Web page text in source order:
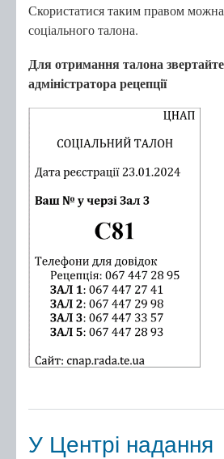
Скористатися таким правом
соціального талона.
Для отримання талона
адміністратора рецепції
У Центрі надання